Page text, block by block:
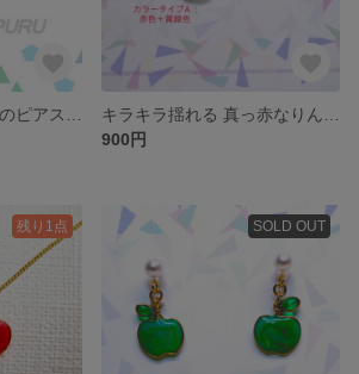
900円
残り1点 SOLD OUT